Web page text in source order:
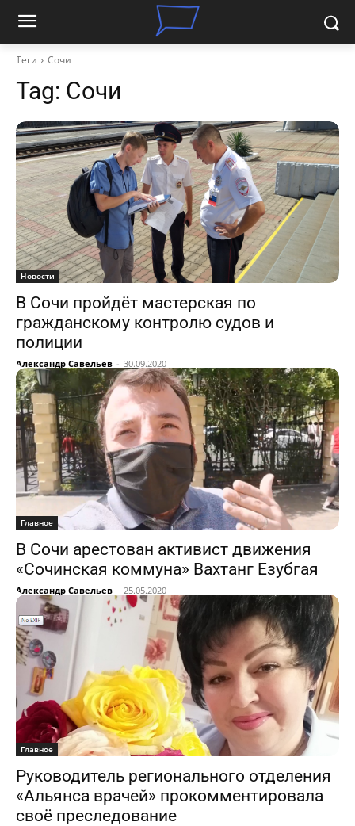
Теги Сочи
Tag: Сочи
Новости
В Сочи пройдёт мастерская по
гражданскому контролю судов и
полиции
Александр Савельев - 30.09.2020
Главное
В Сочи арестован активист движения
«Сочинская коммуна» Вахтанг Езубгая
Александр Савельев - 25.05.2020
Главное
Руководитель регионального отделения
«Альянса врачей» прокомментировала
своё преследование